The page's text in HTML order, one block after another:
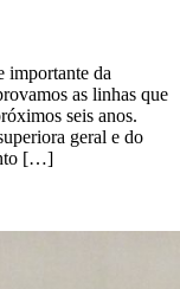
importante da
as linhas que
seis anos.
geral e do
[…]